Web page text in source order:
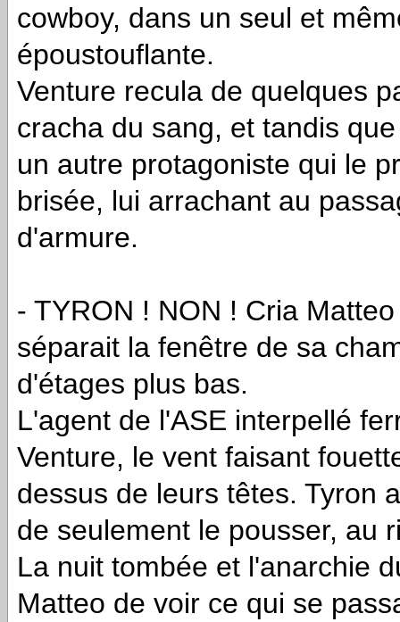
cowboy, dans un seul et
époustouflante.
Venture recula de quelques
cracha du sang, et tandis
un autre protagoniste qui le
brisée, lui arrachant au
d'armure.
- TYRON ! NON ! Cria
séparait la fenêtre de sa
d'étages plus bas.
L'agent de l'ASE interpellé
Venture, le vent faisant
dessus de leurs têtes. Tyron
de seulement le pousser, au
La nuit tombée et l'anarchie
Matteo de voir ce qui se